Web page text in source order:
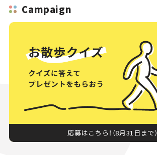
Campaign
応募はこちら！（8月31日まで）